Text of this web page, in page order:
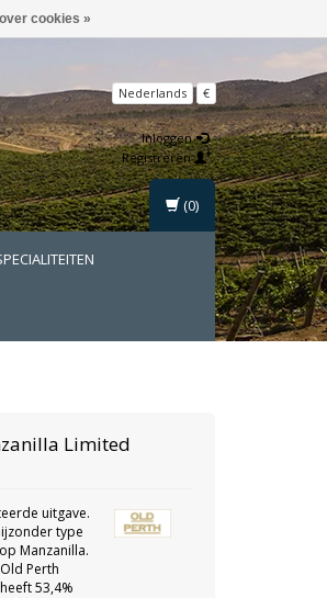
Nederlands €
Inloggen
Registreren
(0)
Limited
uitgave.
type
Manzanilla.
Perth
53,4%
cookies »